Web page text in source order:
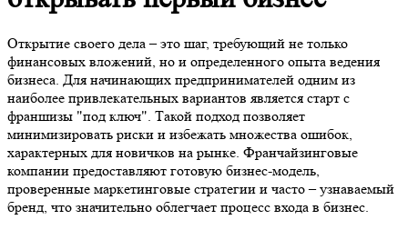
Открытие своего дела – это шаг, требующий не только
финансовых вложений, но и определенного опыта ведения
бизнеса. Для начинающих предпринимателей одним из
наиболее привлекательных вариантов является старт с
франшизы "под ключ". Такой подход позволяет
минимизировать риски и избежать множества ошибок,
характерных для новичков на рынке. Франчайзинговые
компании предоставляют готовую бизнес-модель,
проверенные маркетинговые стратегии и часто – узнаваемый
бренд, что значительно облегчает процесс входа в бизнес.